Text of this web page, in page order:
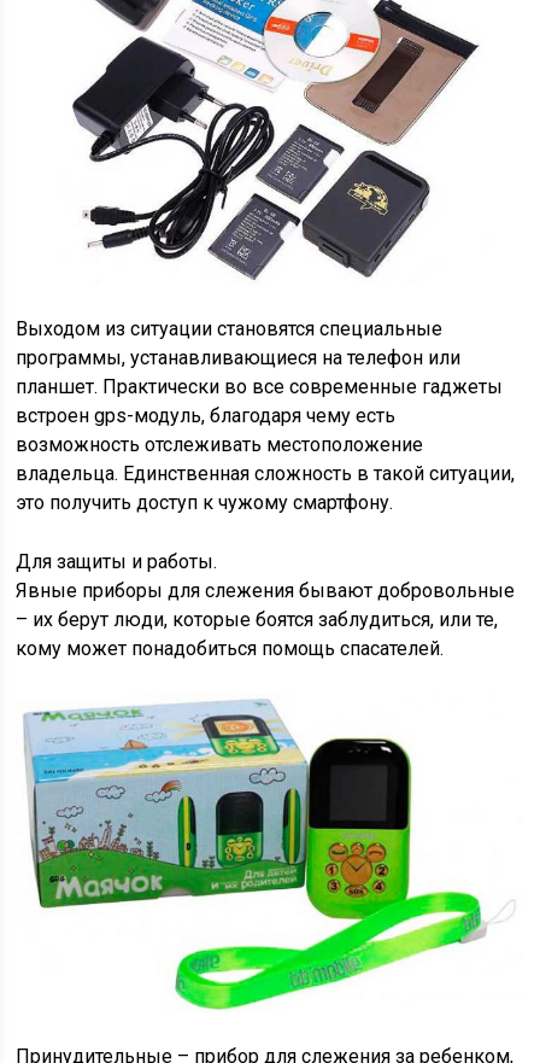
Выходом из ситуации становятся специальные
программы, устанавливающиеся на телефон или
планшет. Практически во все современные гаджеты
встроен gps-модуль, благодаря чему есть
возможность отслеживать местоположение
владельца. Единственная сложность в такой ситуации,
это получить доступ к чужому смартфону.
Для защиты и работы.
Явные приборы для слежения бывают добровольные
– их берут люди, которые боятся заблудиться, или те,
кому может понадобиться помощь спасателей.
Принудительные – прибор для слежения за ребенком,